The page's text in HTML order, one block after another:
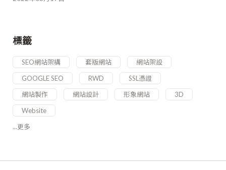
標籤
SEO網站架構 套版網站
網站架設
GOOGLE SEO
RWD
SSL憑證
網站製作
網站設計 形象網站
3D
Website
...更多